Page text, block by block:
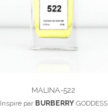
MALINA-522
Inspiré par BURBERRYGODDESS